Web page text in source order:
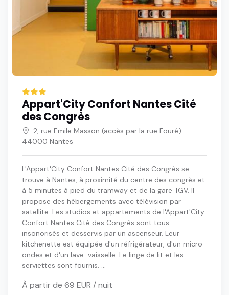
Appart'City Confort Nantes Cité
des Congrès
2, rue Emile Masson (accès par la rue Fouré) -
44000 Nantes
L'Appart'City Confort Nantes Cité des Congrès se
trouve à Nantes, à proximité du centre des congrès et
à 5 minutes à pied du tramway et de la gare TGV. Il
propose des hébergements avec télévision par
satellite. Les studios et appartements de l'Appart'City
Confort Nantes Cité des Congrès sont tous
insonorisés et desservis par un ascenseur. Leur
kitchenette est équipée d'un réfrigérateur, d'un micro-
ondes et d'un lave-vaisselle. Le linge de lit et les
serviettes sont fournis. ...
À partir de 69 EUR / nuit